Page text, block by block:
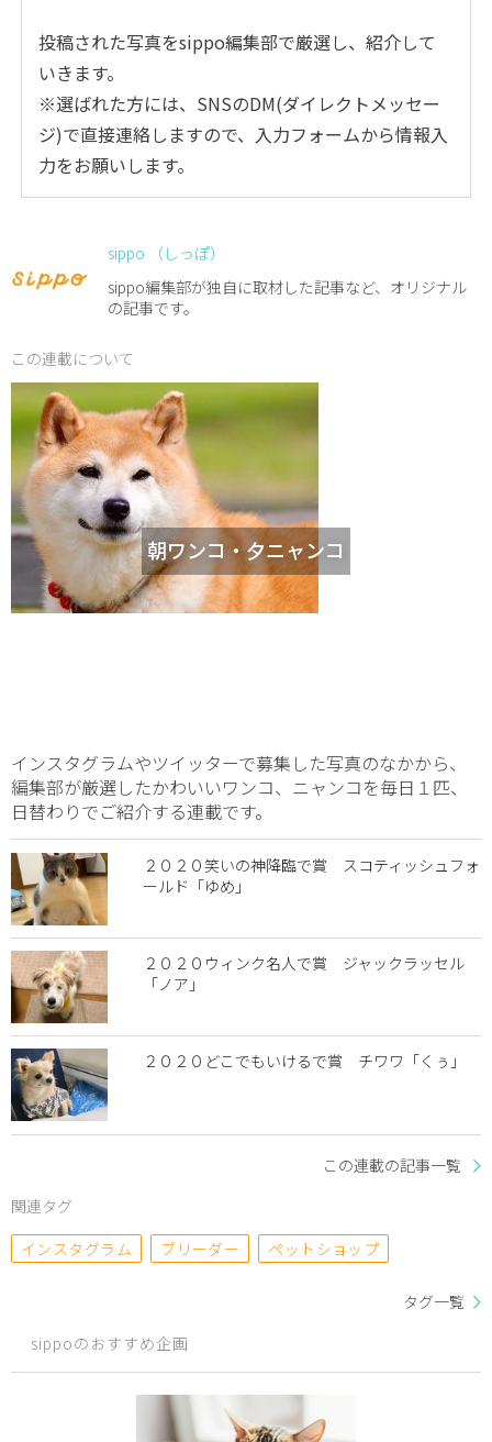
投稿された写真をsippo編集部で厳選し、紹介して
いきます。
※選ばれた方には、SNSのDM(ダイレクトメッセー
ジ)で直接連絡しますので、入力フォームから情報入
力をお願いします。
sippo （しっぽ）
sippo編集部が独自に取材した記事など、オリジナル
の記事です。
この連載について
朝ワンコ・夕ニャンコ
インスタグラムやツイッターで募集した写真のなかから、
編集部が厳選したかわいいワンコ、ニャンコを毎日１匹、
日替わりでご紹介する連載です。
２０２０笑いの神降臨で賞 スコティッシュフォ
ールド「ゆめ」
２０２０ウィンク名人で賞 ジャックラッセル
「ノア」
２０２０どこでもいけるで賞 チワワ「くぅ」
この連載の記事一覧
関連タグ
インスタグラム
ブリーダー ペットショップ
タグ一覧
sippoのおすすめ企画